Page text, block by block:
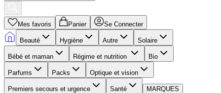
Mes favoris Panier Se Connecter
Beauté Hygiène Autre Solaire
Bébé et maman Régime et nutrition Bio
Parfums Packs Optique et vision
Premiers secours et urgence Santé MARQUES